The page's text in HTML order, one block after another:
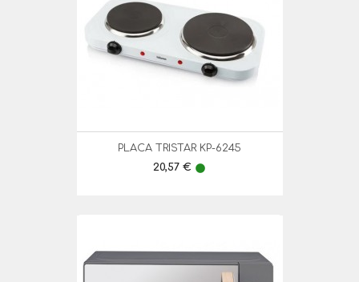
PLACA TRISTAR KP-6245
Preço
20,57 € lens